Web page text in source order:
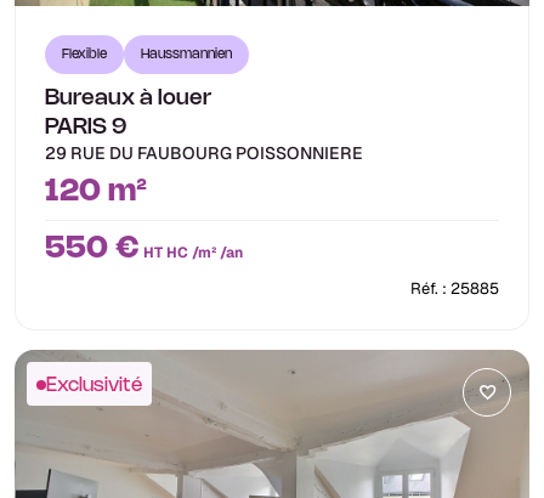
Flexible Haussmannien
Bureaux à louer
PARIS 9
29 RUE DU FAUBOURG POISSONNIERE
120 m²
550 € HT HC /m² /an
Réf. : 25885
Exclusivité